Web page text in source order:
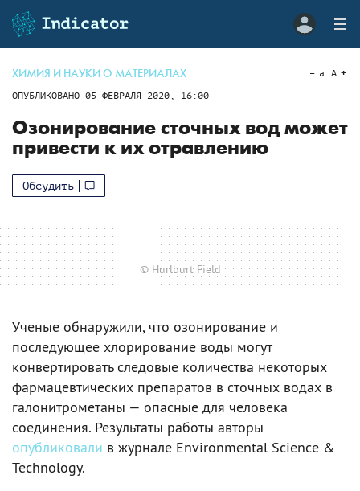
ХИМИЯ И НАУКИ О МАТЕРИАЛАХ
ОПУБЛИКОВАНО 05 ФЕВРАЛЯ 2020, 16:00
a A
Озонирование сточных вод может
привести к их отравлению
Обсудить
© Hurlburt Field
Ученые обнаружили, что озонирование и
последующее хлорирование воды могут
конвертировать следовые количества некоторых
фармацевтических препаратов в сточных водах в
галонитрометаны — опасные для человека
соединения. Результаты работы авторы
опубликовали в журнале Environmental Science &
Technology.